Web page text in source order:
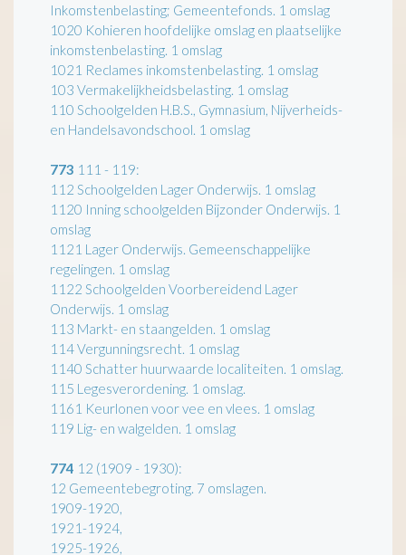
Inkomstenbelasting; Gemeentefonds. 1 omslag
1020 Kohieren hoofdelijke omslag en plaatselijke
inkomstenbelasting. 1 omslag
1021 Reclames inkomstenbelasting. 1 omslag
103 Vermakelijkheidsbelasting. 1 omslag
110 Schoolgelden H.B.S., Gymnasium, Nijverheids-
en Handelsavondschool. 1 omslag
773 111 - 119:
112 Schoolgelden Lager Onderwijs. 1 omslag
1120 Inning schoolgelden Bijzonder Onderwijs. 1
omslag
1121 Lager Onderwijs. Gemeenschappelijke
regelingen. 1 omslag
1122 Schoolgelden Voorbereidend Lager
Onderwijs. 1 omslag
113 Markt- en staangelden. 1 omslag
114 Vergunningsrecht. 1 omslag
1140 Schatter huurwaarde localiteiten. 1 omslag.
115 Legesverordening. 1 omslag.
1161 Keurlonen voor vee en vlees. 1 omslag
119 Lig- en walgelden. 1 omslag
774 12 (1909 - 1930):
12 Gemeentebegroting. 7 omslagen.
1909-1920,
1921-1924,
1925-1926,